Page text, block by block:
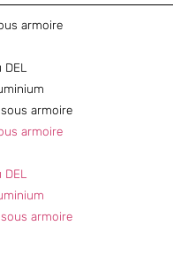
armoire
DEL
armoire
armoire
DEL
armoire